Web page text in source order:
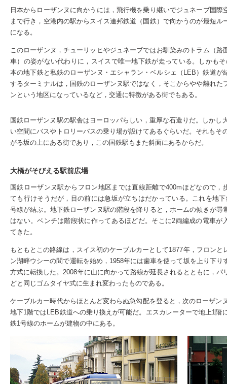
日本からローザンヌに向かうには，飛行機を乗り継いでジュネーブ国際
まで行き，空港内の駅からスイス連邦鉄道（国鉄）で向かうのが最短ル
になる。
このローザンヌ，チューリッヒやジュネーブではお馴染みのトラム（路
車）の姿がない代わりに，スイスで唯一地下鉄が走っている。しかもそ
本の地下鉄と私鉄のローザンヌ・エシャラン・ベルシェ（LEB）鉄道が
するターミナルは，国鉄のローザンヌ駅ではなく，そこからやや離れた
ンという地区になっているなど，交通に特徴がある街でもある。
国鉄ローザンヌ駅の駅舎はヨーロッパらしい，重厚な石造りだ。しかし
い空間にバスやトロリーバスの乗り場が設けてあるぐらいだ。それもそ
がる坂の上にある街であり，この国鉄駅もまた斜面にあるからだ。
大橋がそびえる駅前広場
国鉄ローザンヌ駅からフロン地区までは直線距離で400mほどなので，
ても行けそうだが，目の前には急坂が立ちはだかっている。これを地下
号線が結ぶ。地下鉄ローザンヌ駅の階段を降りると，ホームの傾きが尋
はない。ベンチは階段状に作ってあるほどだ。そこに2両編成の電車が
てきた。
もともとこの路線は，スイス初のケーブルカーとして1877年，フロンと
ン湖畔ウシーの間で運転を始め，1958年には歯車を使って坂を上り下り
方式に転換した。2008年に山に向かって路線が延長されるとともに，パ
どと同じゴムタイヤ式に生まれ変わったものである。
ケーブルカー時代からほとんど変わらぬ急勾配を登ると，次のローザン
地下1階ではLEB鉄道への乗り換えが可能だ。エスカレーターで地上1階
鉄1号線のホームが建物の中にある。